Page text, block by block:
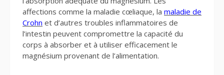
affections comme la maladie cœliaque, la maladie de
Crohn et d’autres troubles inflammatoires de
l’intestin peuvent compromettre la capacité du
corps à absorber et à utiliser efficacement le
magnésium provenant de l’alimentation.